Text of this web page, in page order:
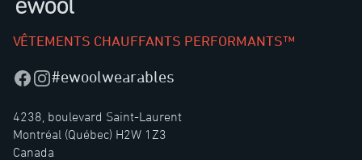
VÊTEMENTS CHAUFFANTS PERFORMANTS™
Facebook
Instagram
#ewoolwearables
4238, boulevard Saint-Laurent
Montréal (Québec) H2W 1Z3
Canada